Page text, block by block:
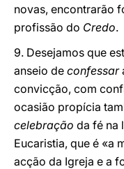
novas, encontrarão
profissão do Credo.
9. Desejamos que
anseio de confessar
convicção, com
ocasião propícia
celebração da fé na
Eucaristia, que é «a
acção da Igreja e a